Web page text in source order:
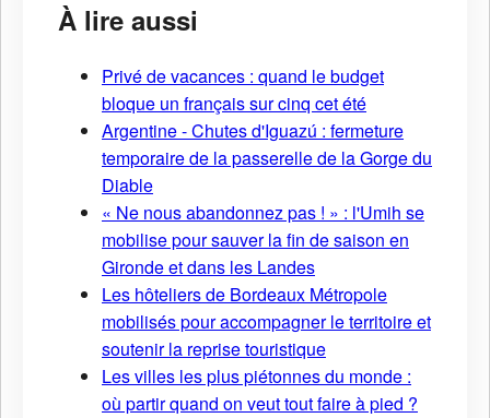
À lire aussi
Privé de vacances : quand le budget
bloque un français sur cinq cet été
Argentine - Chutes d'Iguazú : fermeture
temporaire de la passerelle de la Gorge du
Diable
« Ne nous abandonnez pas ! » : l'Umih se
mobilise pour sauver la fin de saison en
Gironde et dans les Landes
Les hôteliers de Bordeaux Métropole
mobilisés pour accompagner le territoire et
soutenir la reprise touristique
Les villes les plus piétonnes du monde :
où partir quand on veut tout faire à pied ?